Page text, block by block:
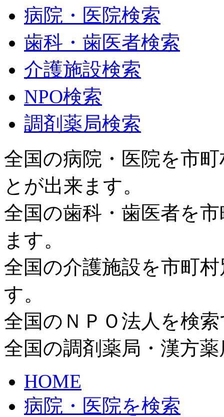
病院・医院検索
歯科・歯医者検索
介護施設検索
NPO検索
調剤薬局検索
全国の病院・医院を市
とが出来ます。
全国の歯科・歯医者を
ます。
全国の介護施設を市町
す。
全国のＮＰＯ法人を検
全国の調剤薬局・漢方
HOME
病院・医院を検索